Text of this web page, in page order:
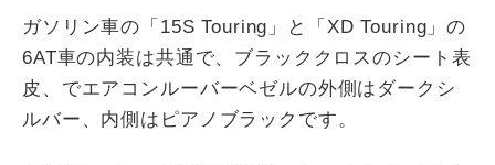
ガソリン車の「15S Touring」と「XD Touring」の
6AT車の内装は共通で、ブラッククロスのシート表
皮、でエアコンルーバーベゼルの外側はダークシ
ルバー、内側はピアノブラックです。